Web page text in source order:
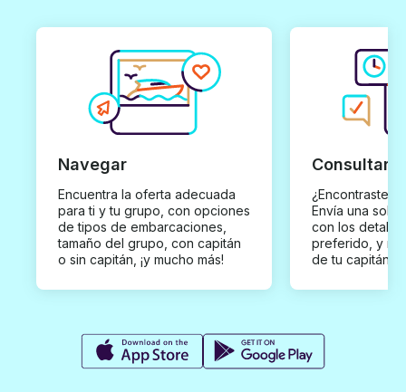
Navegar
Encuentra la oferta adecuada
para ti y tu grupo, con opciones
de tipos de embarcaciones,
tamaño del grupo, con capitán
o sin capitán, ¡y mucho más!
Consultar
¿Encontraste
Envía una
con los
preferido, y
de tu capitán